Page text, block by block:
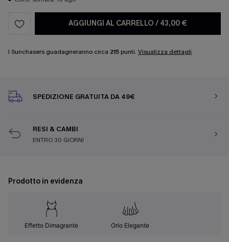
AGGIUNGI AL CARRELLO / 43,00 €
I Sunchasers guadagneranno circa 215 punti. Visualizza dettagli
SPEDIZIONE GRATUITA DA 49€
RESI & CAMBI
ENTRO 30 GIORNI
Prodotto in evidenza
Effetto Dimagrante Orlo Elegante